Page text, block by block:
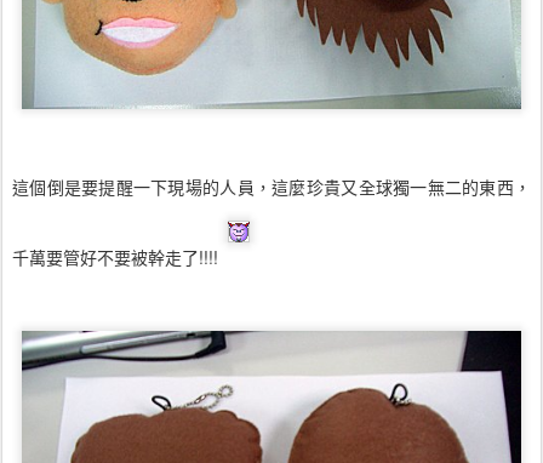
這個倒是要提醒一下現場的人員，這麼珍貴又全球獨一無二的東西，
千萬要管好不要被幹走了!!!!